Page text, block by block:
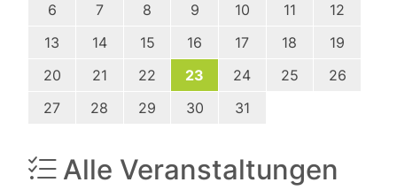
6
7 8 9 10 11
12
13
14 15 16 17 18
19
20
21 22 23 24 25
26
27
28 29 30 31
Alle Veranstaltungen